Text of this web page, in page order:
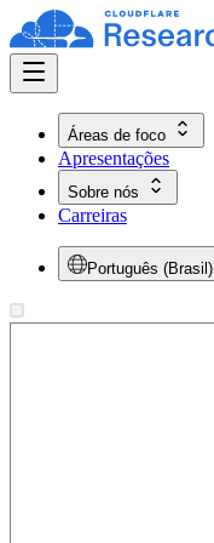
Áreas de foco
Apresentações
Sobre nós
Carreiras
Português (Brasil)